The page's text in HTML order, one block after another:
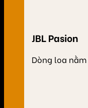
JBL Pasion
Dòng loa